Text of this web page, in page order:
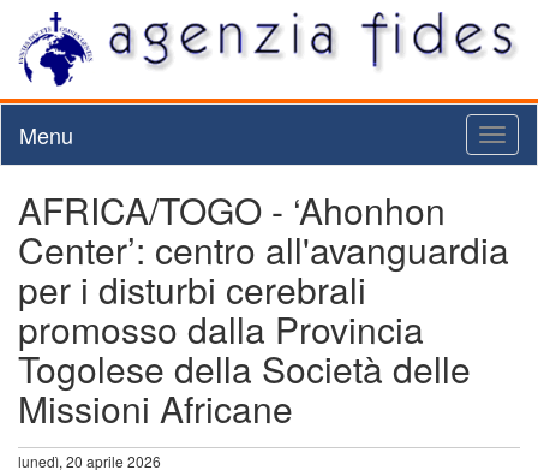
Menu
AFRICA/TOGO - ‘Ahonhon
Center’: centro all'avanguardia
per i disturbi cerebrali
promosso dalla Provincia
Togolese della Società delle
Missioni Africane
lunedì, 20 aprile 2026